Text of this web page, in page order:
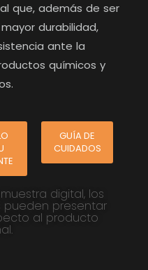
que, además de ser
durabilidad,
ante la
químicos y
GUÍA DE
CUIDADOS
digital, los
pueden presentar
al producto